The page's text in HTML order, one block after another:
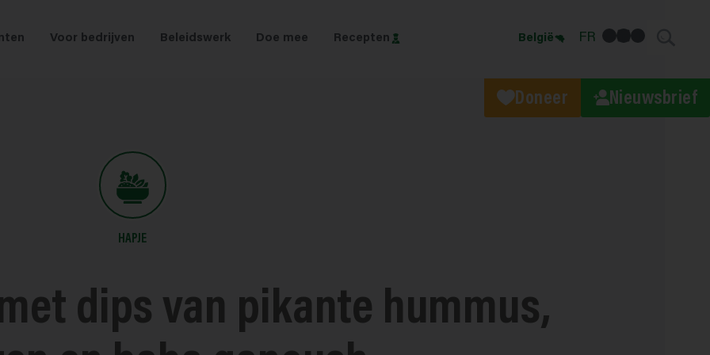
Voor bedrijven Beleidswerk Doe mee Recepten België FR facebook linkedin Instagram
Doneer Nieuwsbrief
HAPJE
dips van pikante hummus,